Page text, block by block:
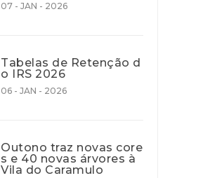
07 - JAN - 2026
Tabelas de Retenção d
o IRS 2026
06 - JAN - 2026
Outono traz novas core
s e 40 novas árvores à
Vila do Caramulo